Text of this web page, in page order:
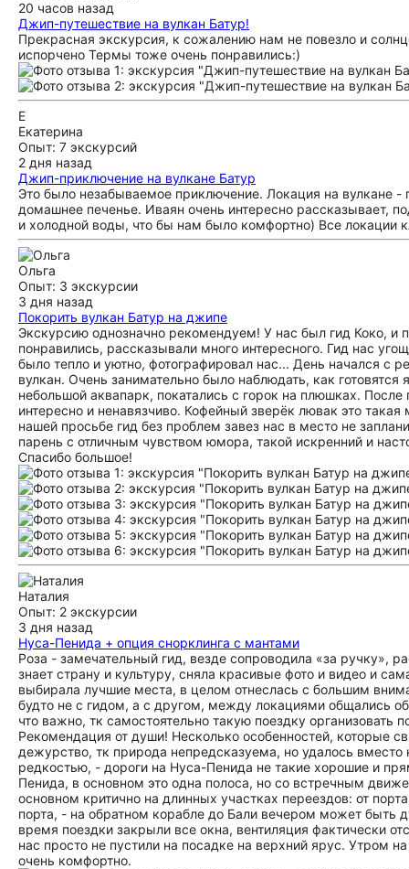
20 часов назад
Джип-путешествие на вулкан Батур!
Прекрасная экскурсия, к сожалению нам не повезло и
испорчено Термы тоже очень понравились:)
Е
Екатерина
Опыт: 7 экскурсий
2 дня назад
Джип-приключение на вулкане Батур
Это было незабываемое приключение. Локация на вулкане
домашнее печенье. Иваян очень интересно рассказывает,
и холодной воды, что бы нам было комфортно) Все локации
Ольга
Опыт: 3 экскурсии
3 дня назад
Покорить вулкан Батур на джипе
Экскурсию однозначно рекомендуем! У нас был гид Коко, и
понравились, рассказывали много интересного. Гид нас
было тепло и уютно, фотографировал нас... День начался
вулкан. Очень занимательно было наблюдать, как
небольшой аквапарк, покатались с горок на плюшках.
интересно и ненавязчиво. Кофейный зверёк лювак это
нашей просьбе гид без проблем завез нас в место не
парень с отличным чувством юмора, такой искренний и
Спасибо большое!
Наталия
Опыт: 2 экскурсии
3 дня назад
Нуса-Пенида + опция снорклинга с мантами
Роза - замечательный гид, везде сопроводила «за ручку»,
знает страну и культуру, сняла красивые фото и видео и
выбирала лучшие места, в целом отнеслась с большим
будто не с гидом, а с другом, между локациями общались
что важно, тк самостоятельно такую поездку
Рекомендация от души! Несколько особенностей, которые
дежурство, тк природа непредсказуема, но удалось
редкостью, - дороги на Нуса-Пенида не такие хорошие и
Пенида, в основном это одна полоса, но со встречным
основном критично на длинных участках переездов: от
порта, - на обратном корабле до Бали вечером может быть
время поездки закрыли все окна, вентиляция фактически
нас просто не пустили на посадке на верхний ярус. Утром
очень комфортно.